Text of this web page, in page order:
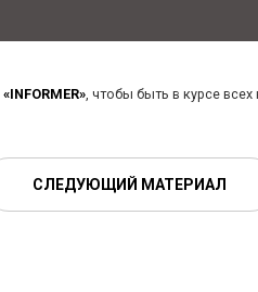
«INFORMER», чтобы быть в курсе
СЛЕДУЮЩИЙ МАТЕРИАЛ